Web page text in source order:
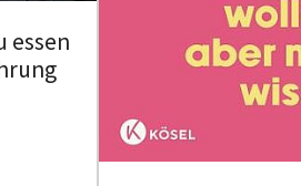
essen